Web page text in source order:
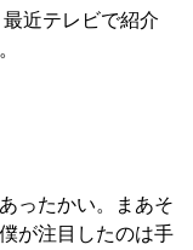
近テレビで紹介
ったかい。まあそ
が注目したのは手